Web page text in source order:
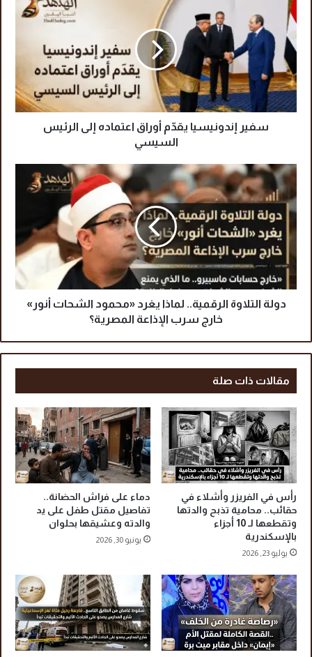
ف
ي
ر
إ
د
ن
ا
ق
دّ
م
و
ت
إ
ل
ل
ئ
ي
س
ا
س
ي
س
ي
سفير إندونيسيا يقدّم أوراق اعتماده إلى الرئيس
السيسي
د
ل
ة
ا
ت
ا
ي
ة
.
ل
م
ا
ذ
ا
ي
غ
د
«
م
ح
م
و
دولة التلاوة الرقمية.. لماذا يغرد «محمود الشحات أنور»
خارج سرب الإذاعة المصرية؟
مقالات ذات صلة
رأس في الفريزر وأشلاء في
حقائب.. محامية تذبح والدتها
وتقطعها لـ 10 أجزاء
بالإسكندرية
يوليو 23, 2026
دماء على فراش الحضانة..
تفاصيل مقتل طفل على يد
والدته وعشيقها بحلوان
يونيو 30, 2026